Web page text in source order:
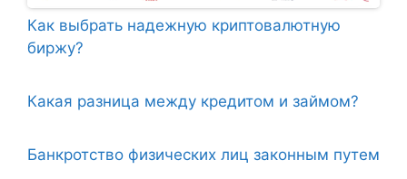
Как выбрать надежную криптовалютную
биржу?
Какая разница между кредитом и займом?
Банкротство физических лиц законным путем